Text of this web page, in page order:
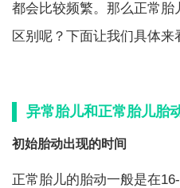
都会比较频繁。那么正常
区别呢？下面让我们具体来
异常胎儿和正常胎儿胎
初始胎动出现的时间
正常胎儿的胎动一般是在